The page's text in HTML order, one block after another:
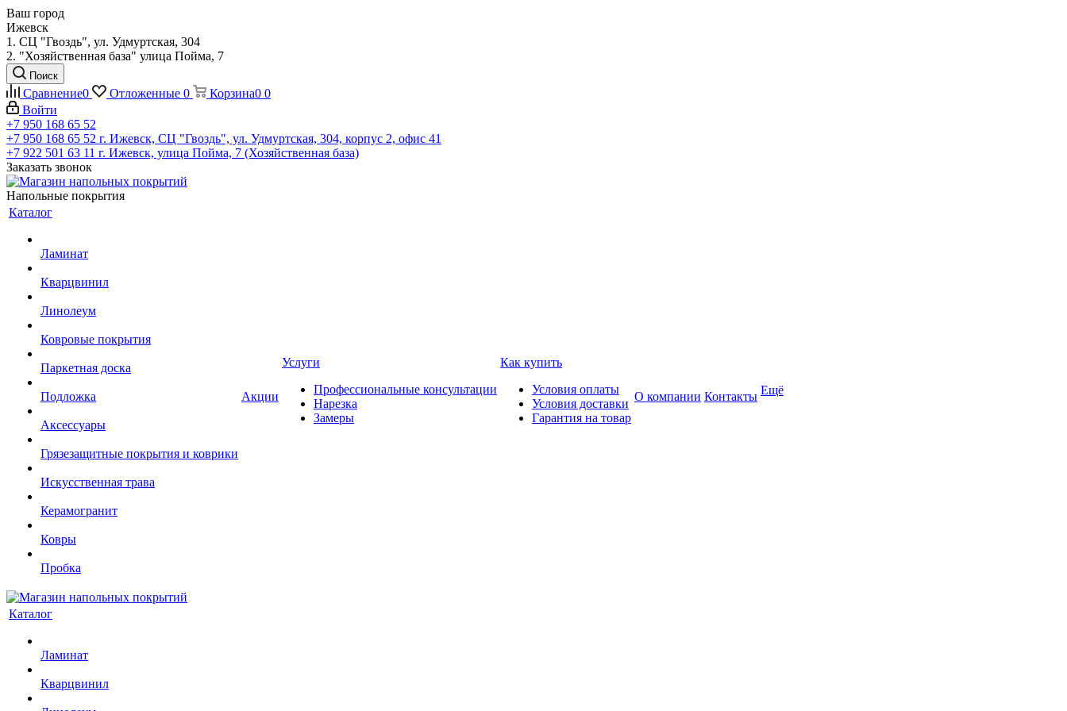
Ваш город
Ижевск
1. СЦ "Гвоздь", ул. Удмуртская, 304
2. "Хозяйственная база" улица Пойма, 7
Поиск
Сравнение0 Отложенные 0 Корзина0 0
Войти
+7 950 168 65 52
+7 950 168 65 52 г. Ижевск, СЦ "Гвоздь", ул. Удмуртская, 304, корпус 2, офис 41
+7 922 501 63 11 г. Ижевск, улица Пойма, 7 (Хозяйственная база)
Заказать звонок
Напольные покрытия
Каталог
Ламинат
Кварцвинил
Линолеум
Ковровые покрытия
Паркетная доска
Подложка
Аксессуары
Грязезащитные покрытия и коврики
Искусственная трава
Керамогранит
Ковры
Пробка
Акции
Услуги
Профессиональные консультации
Нарезка
Замеры
Как купить
Условия оплаты
Условия доставки
Гарантия на товар
О компании Контакты Ещё
Каталог
Ламинат
Кварцвинил